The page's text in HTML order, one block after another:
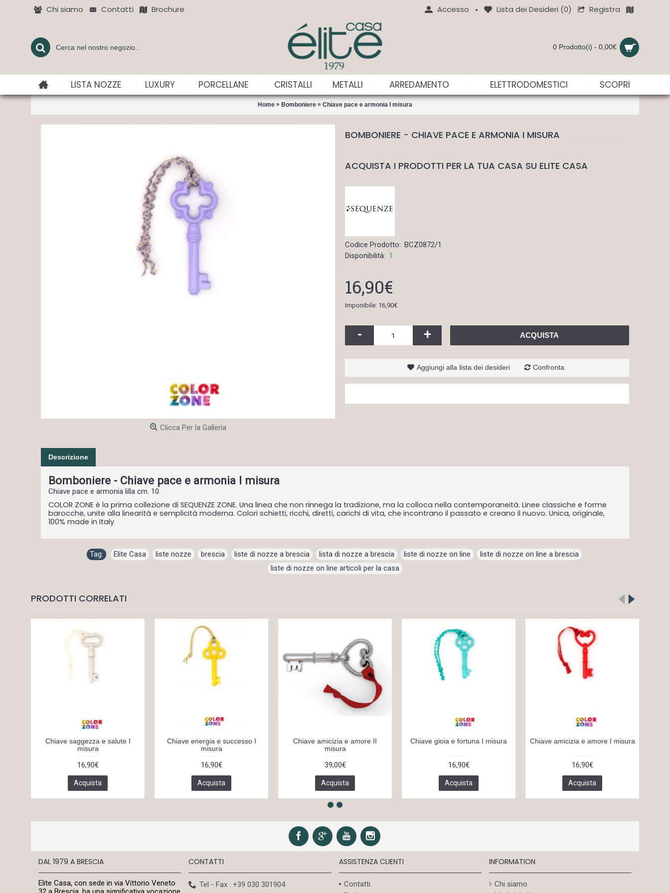
Chi siamo Contatti Brochure Accesso • Lista dei Desideri (0) Registra
0 Prodotto(i) - 0,00€
LISTA NOZZE LUXURY PORCELLANE CRISTALLI METALLI ARREDAMENTO ELETTRODOMESTICI SCOPRI
Home » Bomboniere » Chiave pace e armonia I misura
Clicca Per la Galleria
BOMBONIERE - CHIAVE PACE E ARMONIA I MISURA
ACQUISTA I PRODOTTI PER LA TUA CASA SU ELITE CASA
Codice Prodotto: BCZ0872/1
Disponibilità: 1
16,90€
Imponibile: 16,90€
- + ACQUISTA
Aggiungi alla lista dei desideri Confronta
Descrizione
Bomboniere - Chiave pace e armonia I misura
Chiave pace e armonia lilla cm. 10.
COLOR ZONE è la prima collezione di SEQUENZE ZONE. Una linea che non rinnega la tradizione, ma la colloca nella contemporaneità. Linee classiche e forme
barocche, unite alla linearità e semplicità moderna. Colori schietti, ricchi, diretti, carichi di vita, che incontrano il passato e creano il nuovo. Unica, originale,
100% made in Italy
Tag: Elite Casa liste nozze brescia liste di nozze a brescia lista di nozze a brescia liste di nozze on line liste di nozze on line a brescia
liste di nozze on line articoli per la casa
PRODOTTI CORRELATI
Chiave saggezza e salute I
misura
16,90€
Acquista
Chiave energia e successo I
misura
16,90€
Acquista
Chiave amicizia e amore II
misura
39,00€
Acquista
Chiave gioia e fortuna I misura
16,90€
Acquista
Chiave amicizia e amore I misura
16,90€
Acquista
DAL 1979 A BRESCIA
Elite Casa, con sede in via Vittorio Veneto
CONTATTI
Tel - Fax : +39 030 301904
ASSISTENZA CLIENTI
Contatti
INFORMATION
Chi siamo